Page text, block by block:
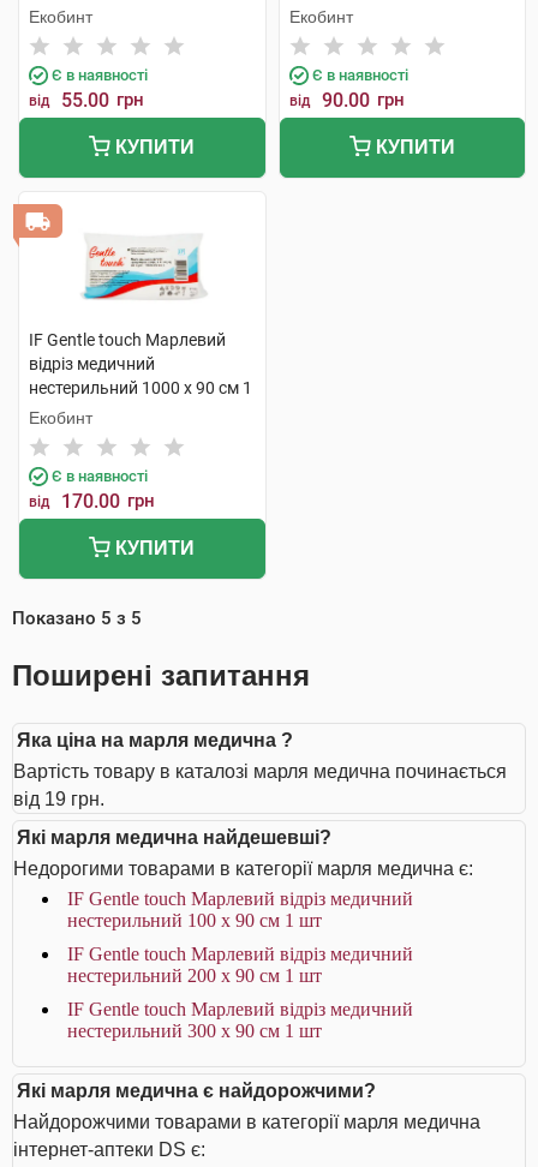
шт
Екобинт
Є в наявності
від 55.00 грн
КУПИТИ
шт
Екобинт
Є в наявності
від 90.00 грн
КУПИТИ
IF Gentle touch Марлевий
відріз медичний
нестерильний 1000 х 90 см 1
шт
Екобинт
Є в наявності
від 170.00 грн
КУПИТИ
Показано 5 з 5
Поширені запитання
Яка ціна на марля медична ?
Вартість товару в каталозі марля медична починається
від 19 грн.
Які марля медична найдешевші?
Недорогими товарами в категорії марля медична є:
IF Gentle touch Марлевий відріз медичний
нестерильний 100 х 90 см 1 шт
IF Gentle touch Марлевий відріз медичний
нестерильний 200 х 90 см 1 шт
IF Gentle touch Марлевий відріз медичний
нестерильний 300 х 90 см 1 шт
Які марля медична є найдорожчими?
Найдорожчими товарами в категорії марля медична
інтернет-аптеки DS є: